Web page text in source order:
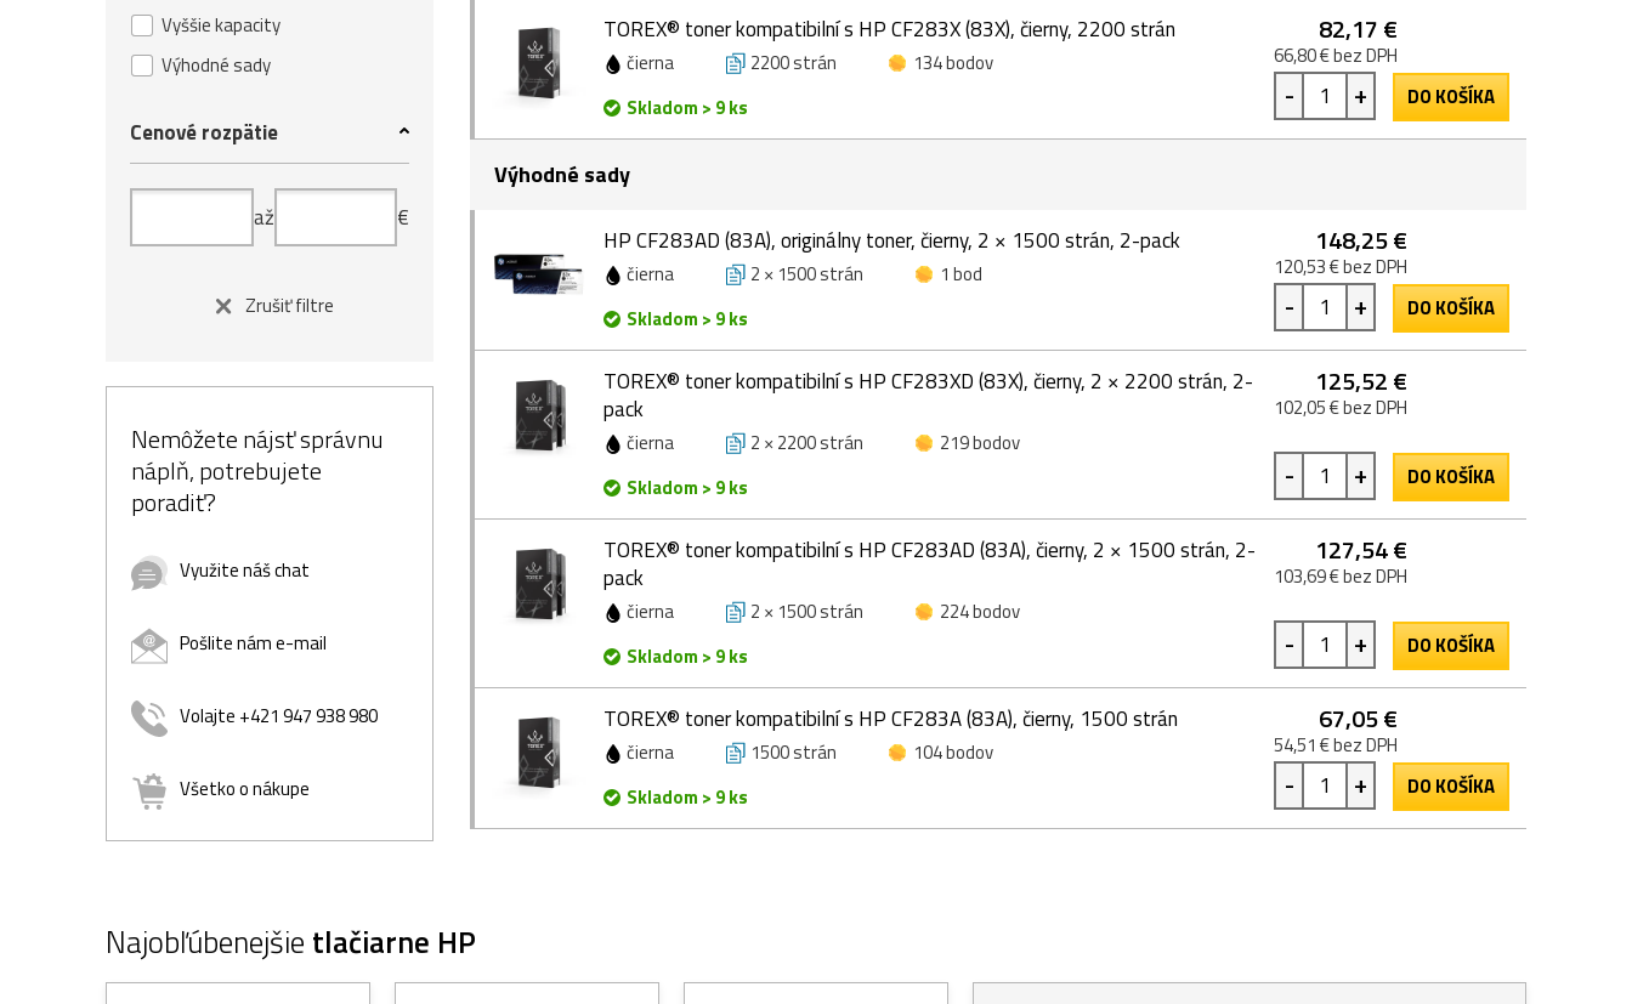
Vyššie kapacity
Výhodné sady
Cenové rozpätie
až €
Zrušiť filtre
Nemôžete nájsť správnu
náplň, potrebujete
poradiť?
Využite náš chat
Pošlite nám e-mail
Volajte +421 947 938 980
Všetko o nákupe
TOREX® toner kompatibilní s HP CF283X (83X), čierny, 2200 strán
čierna 2200 strán
134 bodov
Skladom > 9 ks
82,17 €
66,80 € bez DPH
- + DO KOŠÍKA
Výhodné sady
HP CF283AD (83A), originálny toner, čierny, 2 × 1500 strán, 2-pack
čierna 2 × 1500 strán
1 bod
Skladom > 9 ks
148,25 €
120,53 € bez DPH
- + DO KOŠÍKA
TOREX® toner kompatibilní s HP CF283XD (83X), čierny, 2 × 2200 strán, 2-
pack
čierna 2 × 2200 strán
219 bodov
Skladom > 9 ks
125,52 €
102,05 € bez DPH
- + DO KOŠÍKA
TOREX® toner kompatibilní s HP CF283AD (83A), čierny, 2 × 1500 strán, 2-
pack
čierna 2 × 1500 strán
224 bodov
Skladom > 9 ks
127,54 €
103,69 € bez DPH
- + DO KOŠÍKA
TOREX® toner kompatibilní s HP CF283A (83A), čierny, 1500 strán
čierna 1500 strán
104 bodov
Skladom > 9 ks
67,05 €
54,51 € bez DPH
- + DO KOŠÍKA
Najobľúbenejšie tlačiarne HP